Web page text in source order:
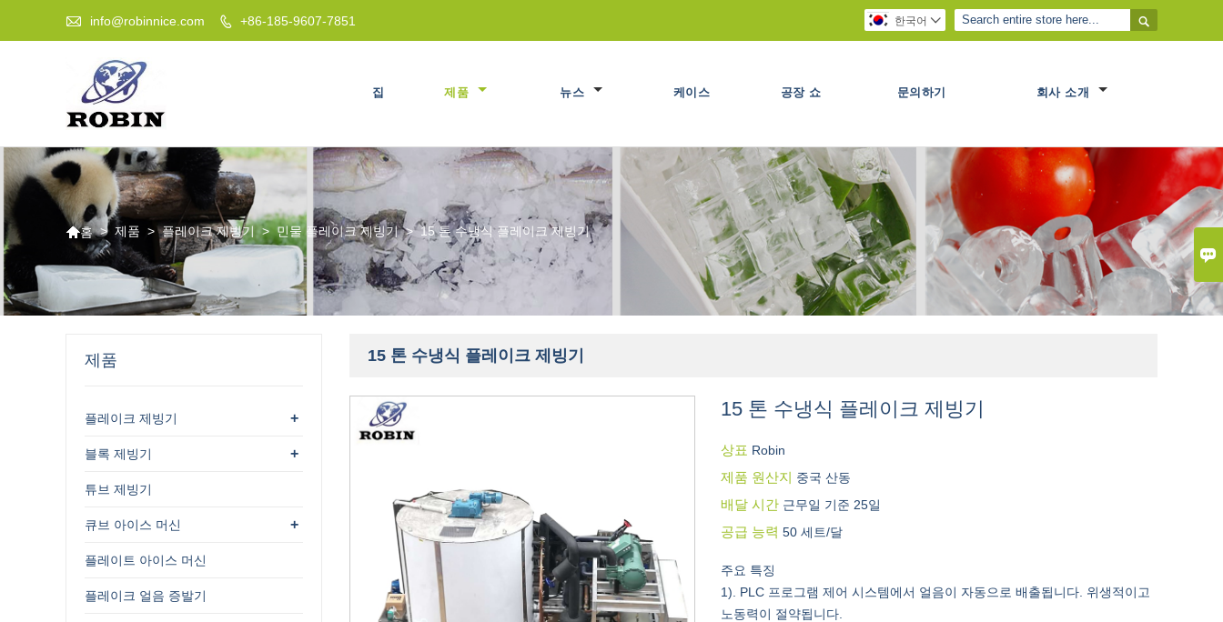

 info@robinnice.com  +86-185-9607-7851 
한국어 
집 제품 뉴스 케이스 공장 쇼 문의하기 회사 소개
홈 > 제품 > 플레이크 제빙기 > 민물 플레이크 제빙기 > 15 톤 수냉식 플레이크 제빙기
15 톤 수냉식 플레이크 제빙기
15 톤 수냉식 플레이크 제빙기
상표 Robin
제품 원산지 중국 산동
배달 시간 근무일 기준 25일
공급 능력50 세트/달
주요 특징
1). PLC 프로그램 제어 시스템에서 얼음이 자동으로 배출됩니다. 위생적이고
노동력이 절약됩니다.
제품
+
플레이크 제빙기
+
블록 제빙기
튜브 제빙기
+
큐브 아이스 머신
플레이트 아이스 머신
플레이크 얼음 증발기